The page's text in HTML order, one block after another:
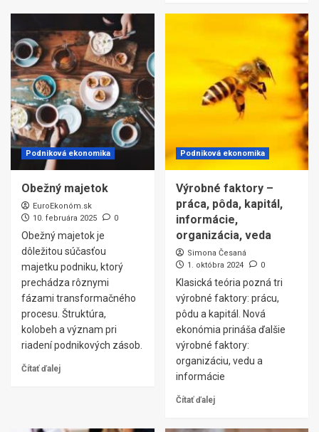
Podniková ekonomika
Obežný majetok
EuroEkonóm.sk
10. februára 2025
0
Obežný majetok je
dôležitou súčasťou
majetku podniku, ktorý
prechádza rôznymi
fázami transformačného
procesu. Štruktúra,
kolobeh a význam pri
riadení podnikových zásob.
Čítať ďalej
Podniková ekonomika
Výrobné faktory –
práca, pôda, kapitál,
informácie,
organizácia, veda
Simona Česaná
1. októbra 2024
0
Klasická teória pozná tri
výrobné faktory: prácu,
pôdu a kapitál. Nová
ekonómia prináša ďalšie
výrobné faktory:
organizáciu, vedu a
informácie
Čítať ďalej